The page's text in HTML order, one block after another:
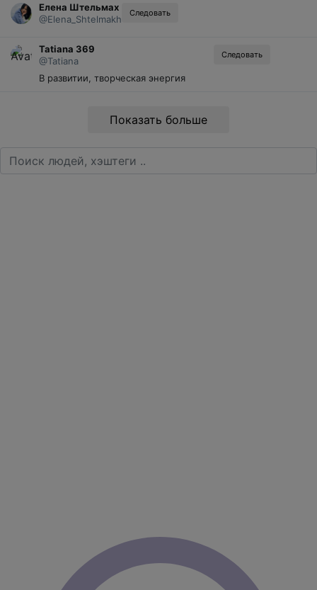
Елена Штельмах
@Elena_Shtelmakh
Следовать
Tatiana 369
@Tatiana
В развитии, творческая энергия
Следовать
Показать больше